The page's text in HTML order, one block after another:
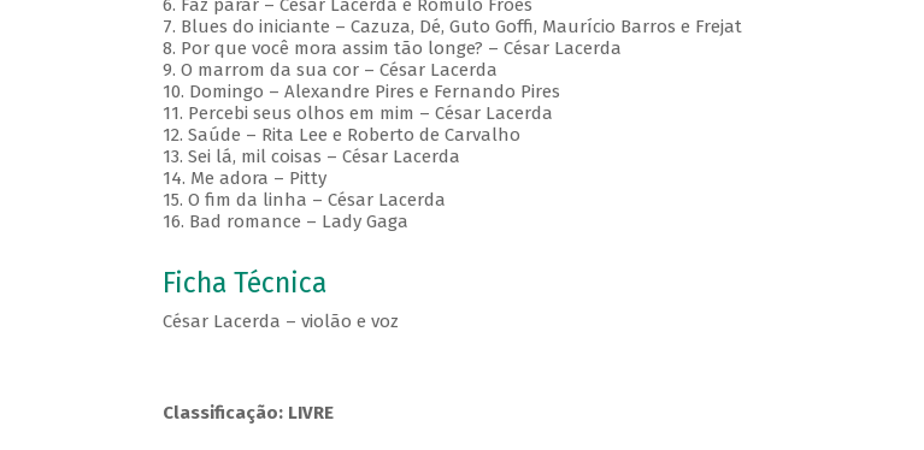
6. Faz parar – César Lacerda e Romulo Fróes
7. Blues do iniciante – Cazuza, Dé, Guto Goffi, Maurício Barros e Frejat
8. Por que você mora assim tão longe? – César Lacerda
9. O marrom da sua cor – César Lacerda
10. Domingo – Alexandre Pires e Fernando Pires
11. Percebi seus olhos em mim – César Lacerda
12. Saúde – Rita Lee e Roberto de Carvalho
13. Sei lá, mil coisas – César Lacerda
14. Me adora – Pitty
15. O fim da linha – César Lacerda
16. Bad romance – Lady Gaga
Ficha Técnica
César Lacerda – violão e voz
Classificação: LIVRE